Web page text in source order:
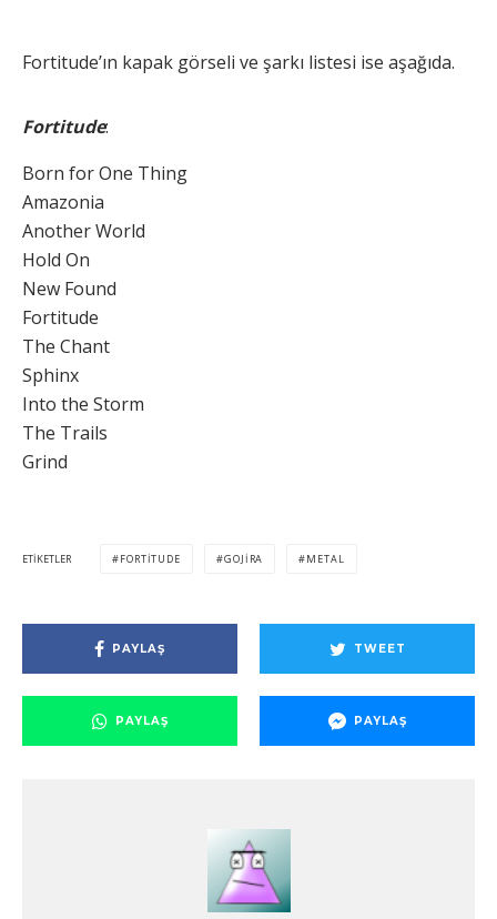
Fortitude’ın kapak görseli ve şarkı listesi ise aşağıda.
Fortitude:
Born for One Thing
Amazonia
Another World
Hold On
New Found
Fortitude
The Chant
Sphinx
Into the Storm
The Trails
Grind
ETIKETLER FORTITUDE GOJIRA METAL
PAYLAŞ TWEET
PAYLAŞ PAYLAŞ